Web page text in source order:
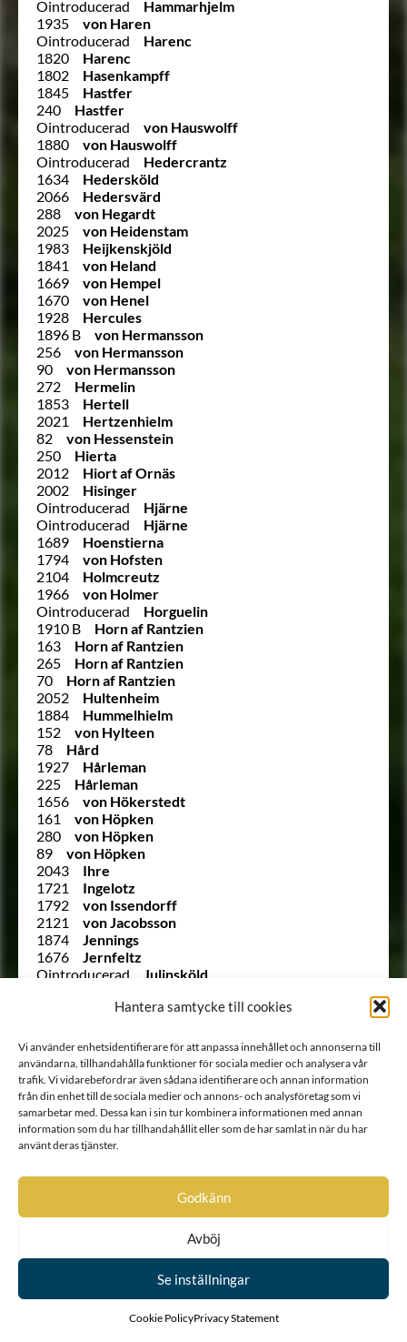
Hantera samtycke till cookies
Vi använder enhetsidentifierare för att anpassa innehållet och annonserna till
användarna, tillhandahålla funktioner för sociala medier och analysera vår
trafik. Vi vidarebefordrar även sådana identifierare och annan information
från din enhet till de sociala medier och annons- och analysföretag som vi
samarbetar med. Dessa kan i sin tur kombinera informationen med annan
information som du har tillhandahållit eller som de har samlat in när du har
använt deras tjänster.
Godkänn
Avböj
Se inställningar
Cookie PolicyPrivacy Statement
Ointroducerad
Hammarhjelm
1935
von Haren
Ointroducerad
Harenc
1820
Harenc
1802
Hasenkampff
1845
Hastfer
240
Hastfer
Ointroducerad
von Hauswolff
1880
von Hauswolff
Ointroducerad
Hedercrantz
1634
Hedersköld
2066
Hedersvärd
288
von Hegardt
2025
von Heidenstam
1983
Heijkenskjöld
1841
von Heland
1669
von Hempel
1670
von Henel
1928
Hercules
1896 B
von Hermansson
256
von Hermansson
90
von Hermansson
272
Hermelin
1853
Hertell
2021
Hertzenhielm
82
von Hessenstein
250
Hierta
2012
Hiort af Ornäs
2002
Hisinger
Ointroducerad
Hjärne
Ointroducerad
Hjärne
1689
Hoenstierna
1794
von Hofsten
2104
Holmcreutz
1966
von Holmer
Ointroducerad
Horguelin
1910 B
Horn af Rantzien
163
Horn af Rantzien
265
Horn af Rantzien
70
Horn af Rantzien
2052
Hultenheim
1884
Hummelhielm
152
von Hylteen
78
Hård
1927
Hårleman
225
Hårleman
1656
von Hökerstedt
161
von Höpken
280
von Höpken
89
von Höpken
2043
Ihre
1721
Ingelotz
1792
von Issendorff
2121
von Jacobsson
1874
Jennings
1676
Jernfeltz
Ointroducerad
Julinsköld
Kalling
1934
Kanefehr
231
von Kaulbars
1895
von Kemna
Ointroducerad
von Kirchbach
2023
Kjerrmansköld
1949
von Kjörning
Ointroducerad
1674
Klingfelt
1838
Kloo
Kock von Gyllenstein
160
Koskull